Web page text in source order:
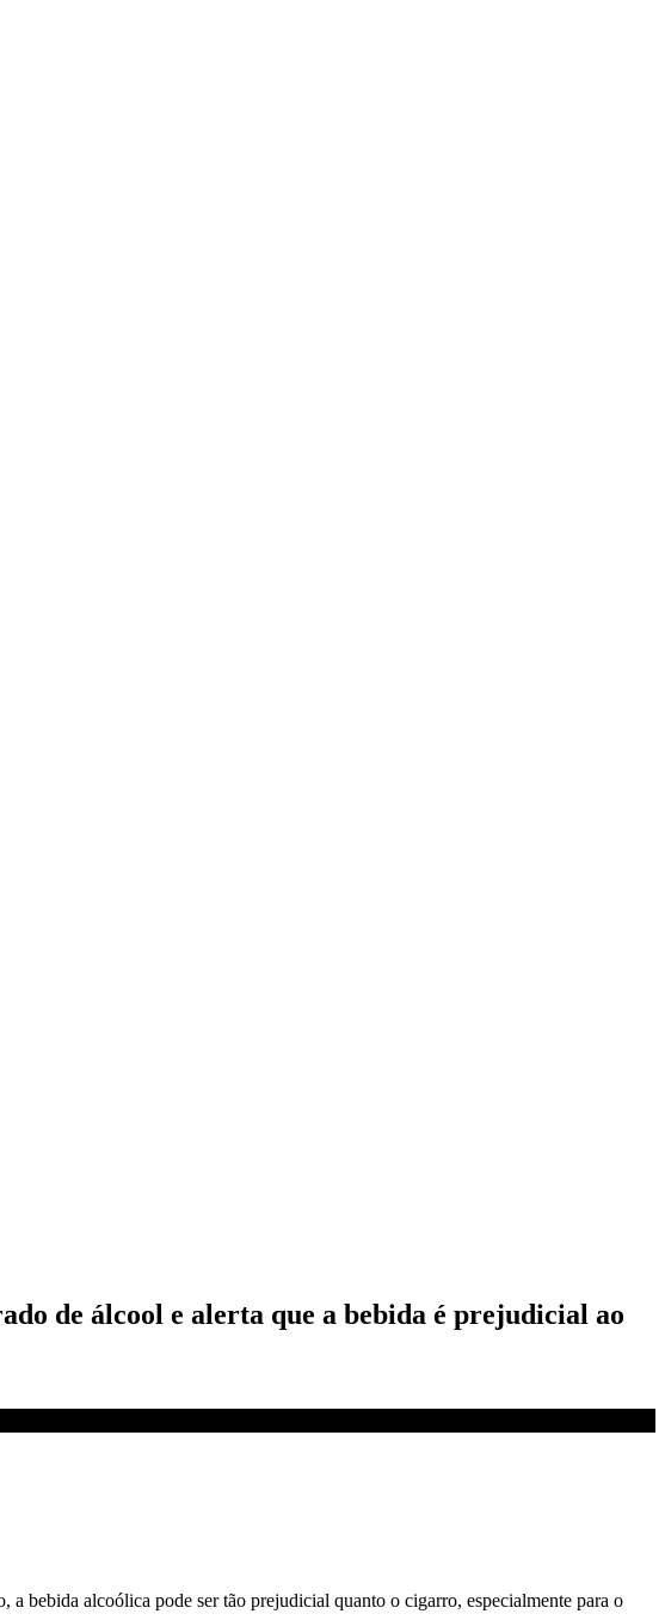
de álcool e alerta que a bebida é prejudicial ao
bebida alcoólica pode ser tão prejudicial quanto o cigarro, especialmente para o